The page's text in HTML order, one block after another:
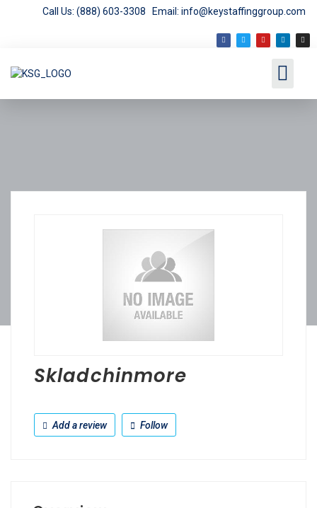
Call Us: (888) 603-3308 Email: info@keystaffinggroup.com
Skladchinmore
Add a review Follow